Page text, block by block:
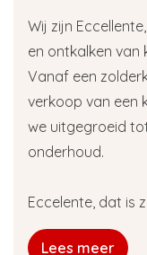
Wij zijn
en ontkalken van
Vanaf een
verkoop van een
we uitgegroeid
onderhoud.
Eccelente, dat is
Lees meer